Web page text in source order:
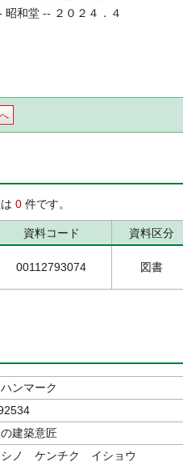
和堂 -- ２０２４．４
0 件です。
資料コード 資料区分
00112793074 図書
ハンマーク
建築意匠
シノ ケンチク イショウ